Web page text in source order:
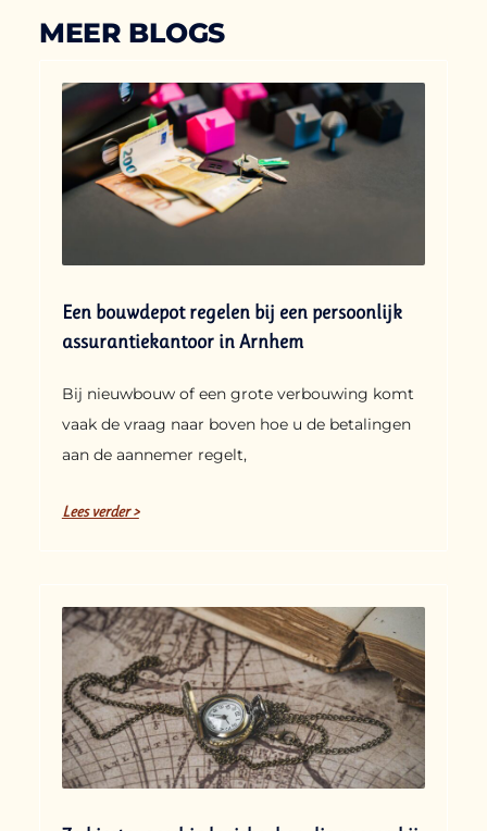
MEER BLOGS
Een bouwdepot regelen bij een persoonlijk
assurantiekantoor in Arnhem
Bij nieuwbouw of een grote verbouwing komt
vaak de vraag naar boven hoe u de betalingen
aan de aannemer regelt,
Lees verder >